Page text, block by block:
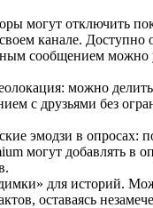
могут отключить
канале. Доступно
сообщением можно
можно
с друзьями без
эмодзи в опросах:
могут добавлять в
для историй.
оставаясь